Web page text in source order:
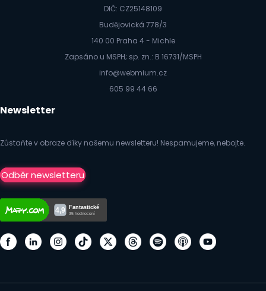
DIČ: CZ25148109
Budějovická 778/3
140 00 Praha 4 - Michle
Zapsáno u MSPH; sp. zn.: B 16731/MSPH
info@webmium.cz
605 99 44 66
Newsletter
Zůstaňte v obraze díky našemu newsletteru! Nespamujeme, nebojte.
Odběr newsletteru